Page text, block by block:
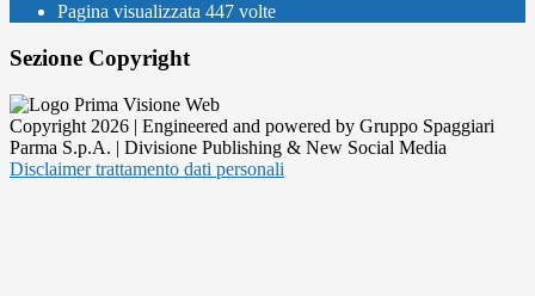
Pagina visualizzata 447 volte
Sezione Copyright
Copyright 2026 | Engineered and powered by Gruppo Spaggiari
Parma S.p.A. | Divisione Publishing & New Social Media
Disclaimer trattamento dati personali